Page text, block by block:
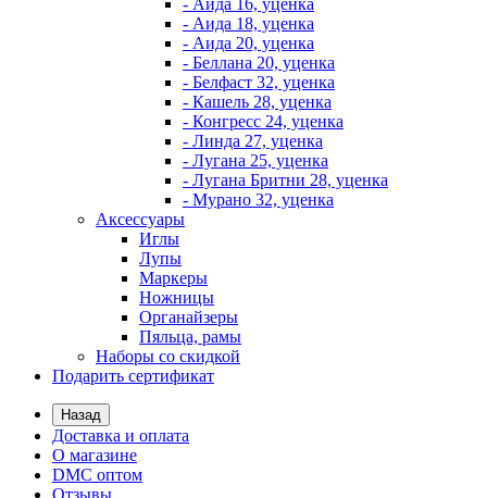
- Аида 16, уценка
- Аида 18, уценка
- Аида 20, уценка
- Беллана 20, уценка
- Белфаст 32, уценка
- Кашель 28, уценка
- Конгресс 24, уценка
- Линда 27, уценка
- Лугана 25, уценка
- Лугана Бритни 28, уценка
- Мурано 32, уценка
Аксессуары
Иглы
Лупы
Маркеры
Ножницы
Органайзеры
Пяльца, рамы
Наборы со скидкой
Подарить сертификат
Назад
Доставка и оплата
О магазине
DMC оптом
Отзывы